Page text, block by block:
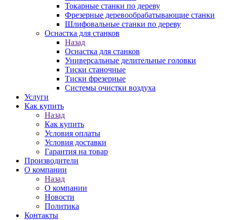
Токарные станки по дереву
Фрезерные деревообрабатывающие станки
Шлифовальные станки по дереву
Оснастка для станков
Назад
Оснастка для станков
Универсальные делительные головки
Тиски станочные
Тиски фрезерные
Системы очистки воздуха
Услуги
Как купить
Назад
Как купить
Условия оплаты
Условия доставки
Гарантия на товар
Производители
О компании
Назад
О компании
Новости
Политика
Контакты